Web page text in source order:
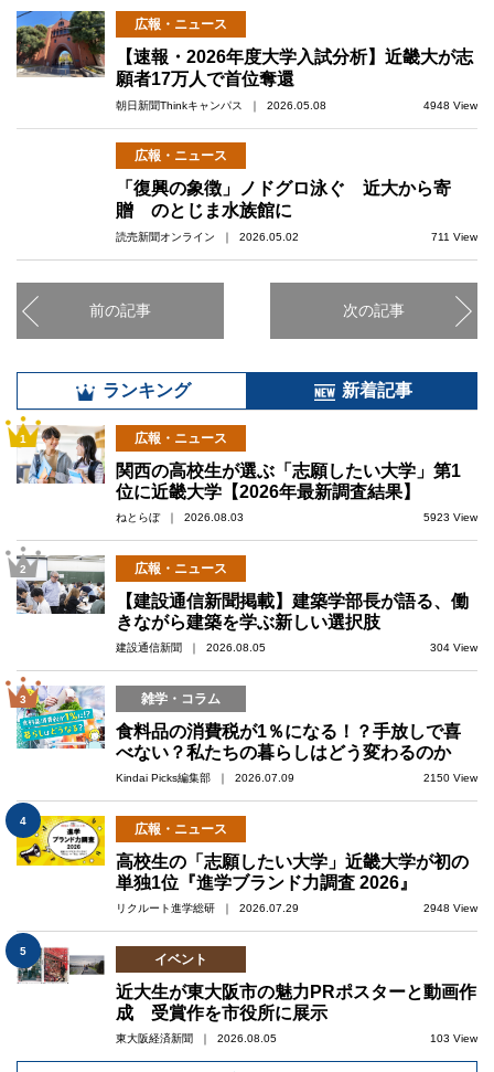
広報・ニュース
【速報・2026年度大学入試分析】近畿大が志
願者17万人で首位奪還
朝日新聞Thinkキャンパス ｜ 2026.05.08 4948 View
広報・ニュース
「復興の象徴」ノドグロ泳ぐ 近大から寄
贈 のとじま水族館に
読売新聞オンライン ｜ 2026.05.02 711 View
前の記事 次の記事
ランキング 新着記事
1 広報・ニュース
関西の高校生が選ぶ「志願したい大学」第1
位に近畿大学【2026年最新調査結果】
ねとらぼ ｜ 2026.08.03 5923 View
2 広報・ニュース
【建設通信新聞掲載】建築学部長が語る、働
きながら建築を学ぶ新しい選択肢
建設通信新聞 ｜ 2026.08.05 304 View
3 雑学・コラム
食料品の消費税が1％になる！？手放しで喜
べない？私たちの暮らしはどう変わるのか
Kindai Picks編集部 ｜ 2026.07.09 2150 View
4
広報・ニュース
高校生の「志願したい大学」近畿大学が初の
単独1位『進学ブランド力調査 2026』
リクルート進学総研 ｜ 2026.07.29 2948 View
5
イベント
近大生が東大阪市の魅力PRポスターと動画作
成 受賞作を市役所に展示
東大阪経済新聞 ｜ 2026.08.05 103 View